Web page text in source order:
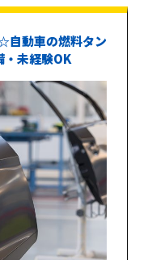
自動車の燃料タン
・未経験OK